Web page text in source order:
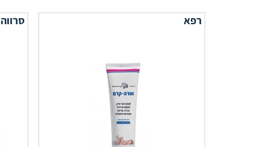
רפא סרווה